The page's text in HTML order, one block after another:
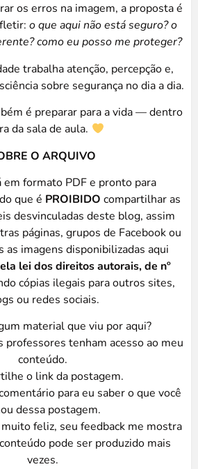
os erros na imagem, a proposta é
o que aqui não está seguro? o
como eu posso me proteger?
trabalha atenção, percepção e,
sobre segurança no dia a dia.
é preparar para a vida — dentro
da sala de aula.
O ARQUIVO
em formato PDF e pronto para
que é PROIBIDO compartilhar as
desvinculadas deste blog, assim
páginas, grupos de Facebook ou
as imagens disponibilizadas aqui
lei dos direitos autorais, de nº
cópias ilegais para outros sites,
ou redes sociais.
material que viu por aqui?
professores tenham acesso ao meu
conteúdo.
o link da postagem.
para eu saber o que você
dessa postagem.
feliz, seu feedback me mostra
pode ser produzido mais
vezes.